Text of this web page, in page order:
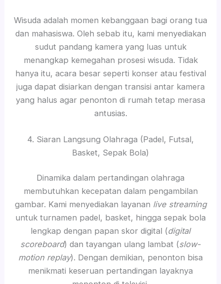
Wisuda adalah momen kebanggaan bagi orang tua
dan mahasiswa. Oleh sebab itu, kami menyediakan
sudut pandang kamera yang luas untuk
menangkap kemegahan prosesi wisuda. Tidak
hanya itu, acara besar seperti konser atau festival
juga dapat disiarkan dengan transisi antar kamera
yang halus agar penonton di rumah tetap merasa
antusias.
4. Siaran Langsung Olahraga (Padel, Futsal,
Basket, Sepak Bola)
Dinamika dalam pertandingan olahraga
membutuhkan kecepatan dalam pengambilan
gambar. Kami menyediakan layanan live streaming
untuk turnamen padel, basket, hingga sepak bola
lengkap dengan papan skor digital (digital
scoreboard) dan tayangan ulang lambat (slow-
motion replay). Dengan demikian, penonton bisa
menikmati keseruan pertandingan layaknya